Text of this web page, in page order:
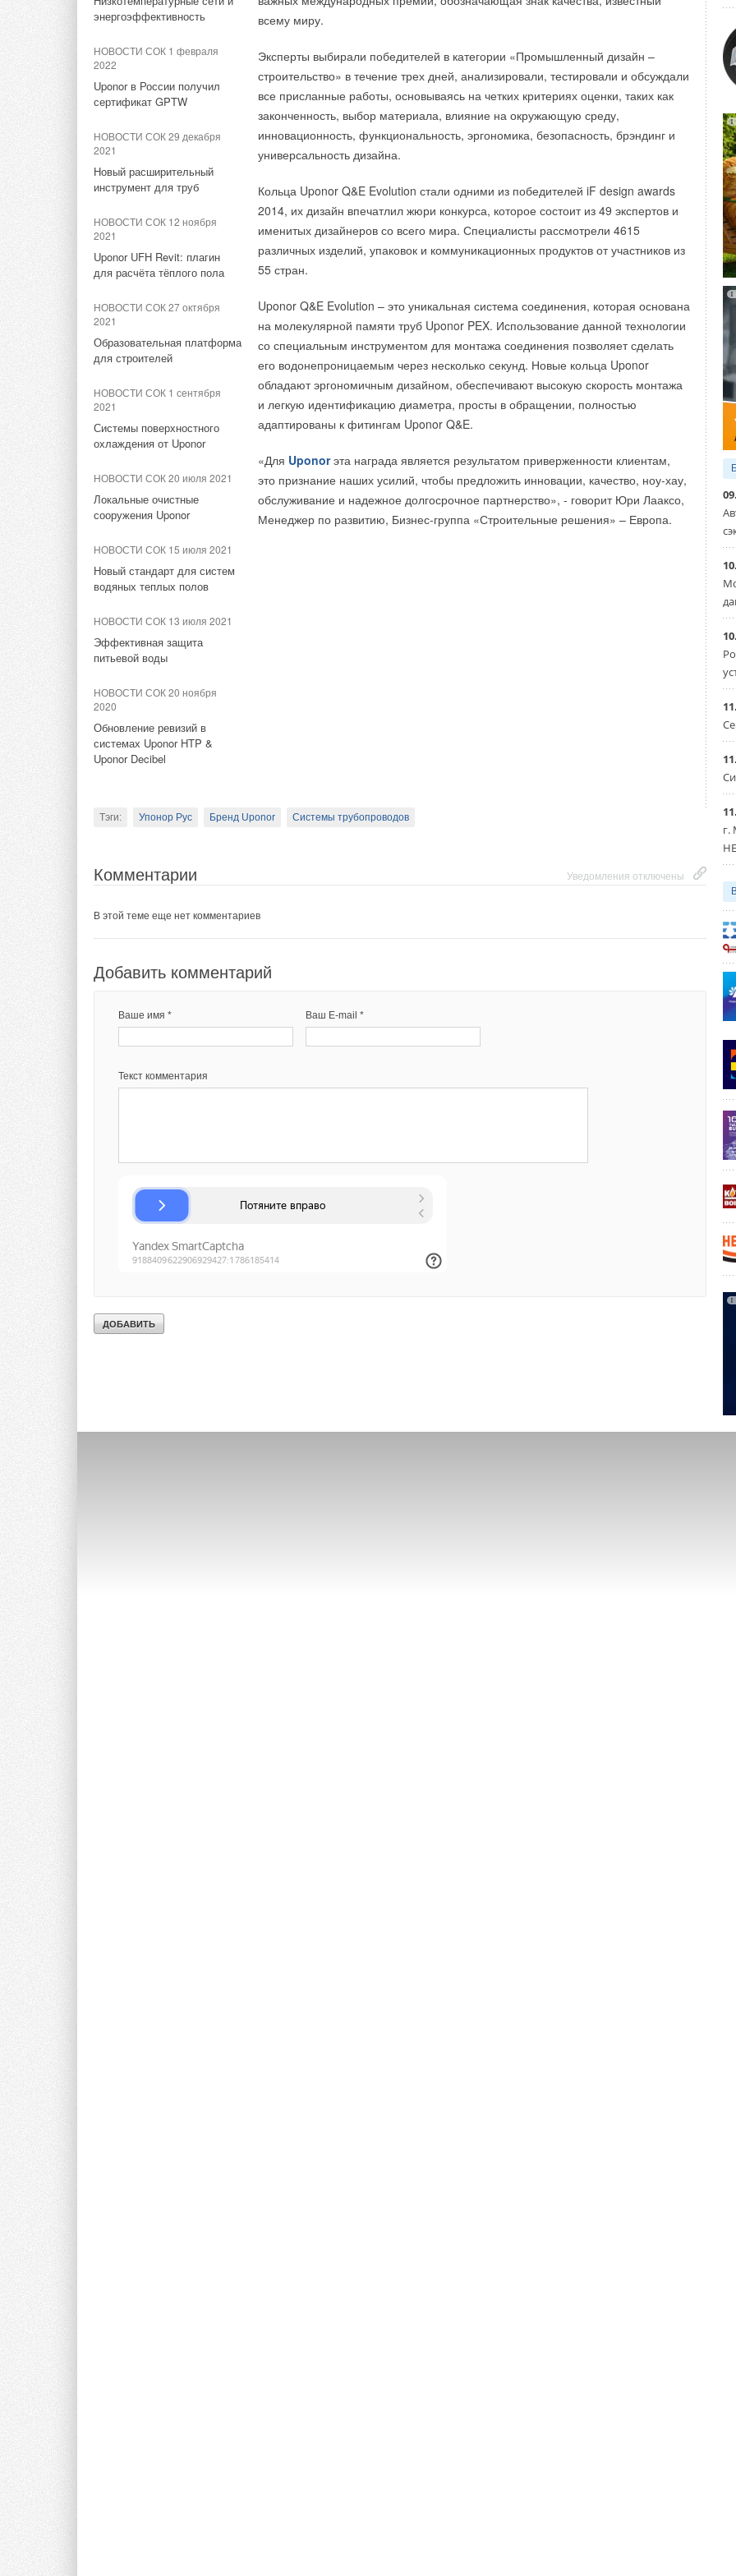
энергоэффективность
НОВОСТИ СОК 1 февраля
2022
Uponor в России получил
сертификат GPTW
НОВОСТИ СОК 29 декабря
2021
Новый расширительный
инструмент для труб
НОВОСТИ СОК 12 ноября
2021
Uponor UFH Revit: плагин
для расчёта тёплого пола
НОВОСТИ СОК 27 октября
2021
Образовательная платформа
для строителей
НОВОСТИ СОК 1 сентября
2021
Системы поверхностного
охлаждения от Uponor
НОВОСТИ СОК 20 июля 2021
Локальные очистные
сооружения Uponor
НОВОСТИ СОК 15 июля 2021
Новый стандарт для систем
водяных теплых полов
НОВОСТИ СОК 13 июля 2021
Эффективная защита
питьевой воды
НОВОСТИ СОК 20 ноября
2020
Обновление ревизий в
системах Uponor HTP &
Uponor Decibel
всему миру.
Эксперты выбирали победителей в категории «Промышленный дизайн –
строительство» в течение трех дней, анализировали, тестировали и обсуждали
все присланные работы, основываясь на четких критериях оценки, таких как
законченность, выбор материала, влияние на окружающую среду,
инновационность, функциональность, эргономика, безопасность, брэндинг и
универсальность дизайна.
Кольца Uponor Q&E Evolution стали одними из победителей iF design awards
2014, их дизайн впечатлил жюри конкурса, которое состоит из 49 экспертов и
именитых дизайнеров со всего мира. Специалисты рассмотрели 4615
различных изделий, упаковок и коммуникационных продуктов от участников из
55 стран.
Uponor Q&E Evolution – это уникальная система соединения, которая основана
на молекулярной памяти труб Uponor PEX. Использование данной технологии
со специальным инструментом для монтажа соединения позволяет сделать
его водонепроницаемым через несколько секунд. Новые кольца Uponor
обладают эргономичным дизайном, обеспечивают высокую скорость монтажа
и легкую идентификацию диаметра, просты в обращении, полностью
адаптированы к фитингам Uponor Q&E.
«Для Uponorэта награда является результатом приверженности клиентам,
это признание наших усилий, чтобы предложить инновации, качество, ноу-хау,
обслуживание и надежное долгосрочное партнерство», - говорит Юри Лааксо,
Менеджер по развитию, Бизнес-группа «Строительные решения» – Европа.
Тэги: Упонор Рус Бренд Uponor Системы трубопроводов
Уведомления отключены
Комментарии
В этой теме еще нет комментариев
Добавить комментарий
Ваше имя * Ваш E-mail *
Текст комментария
г.
НОВОСТИ СОК 19 марта 2020
2020» завершился на
высокой ноте
НОВОСТИ СОК 6 марта 2020
Климата-2020»
НОВОСТИ СОК 18 марта 2019
Официальные итоги
КЛИМАТА-2019
НОВОСТИ СОК 18 января 2019
Инвестиции в образование
НОВОСТИ СОК 15 января 2019
полностью купила компанию
HygroMatik
НОВОСТИ СОК 29 ноября
2018
Группа CAREL приобрела
компанию Recuperator S.p.A
НОВОСТИ СОК 26 ноября
2018
Новые вентиляционные
«Компакт»
НОВОСТИ СОК 22 ноября
2018
Утвержденные результаты
первых 9 месяцев 2018 года
На плате драйвера EEV , номера MX3OPSTH02 и MX3OPSTH03, будут
Тэги: Бренд Carel Автоматика, регуляторы, модули, термостаты,...
Комментарии
НОВОСТИ СОК 15 января 2016
Новинки BaltGaz Групп
НОВОСТИ СОК 17 июня 2015
Как производятся
российские газовые колонки
НОВОСТИ СОК 27 апреля
Открытие нового
производства газовой
горелки
НОВОСТИ СОК 16 февраля
2015
Новый газовый котел BaltGaz
НОВОСТИ СОК 19 декабря
2014
служба BaltGaz в реестре
МЧС России
НОВОСТИ СОК 18 декабря
2014
Патент на устройство для
горелке
2014
Водонагреватели Neva-4610
меняют дизайн
НОВОСТИ СОК 17 июля 2014
Новые газовые
накопительные
Автоматическое поддержание заданной температуры с точностью 1 ºС в
режимах отопления и ГВС
Два раздельных теплообменника для контуров отопления и ГВС .
Медный первичный теплообменник
Принудительный отвод продуктов сгорания
Многоуровневая система безопасности
Система самодиагностики
Наличия пульта управления
Рекомендуемое применение:
Загородные дома для постоянного и временного проживания.
Городские квартиры.
Тэги: Армавирский завод газовой аппаратуры
Добавить комментарий